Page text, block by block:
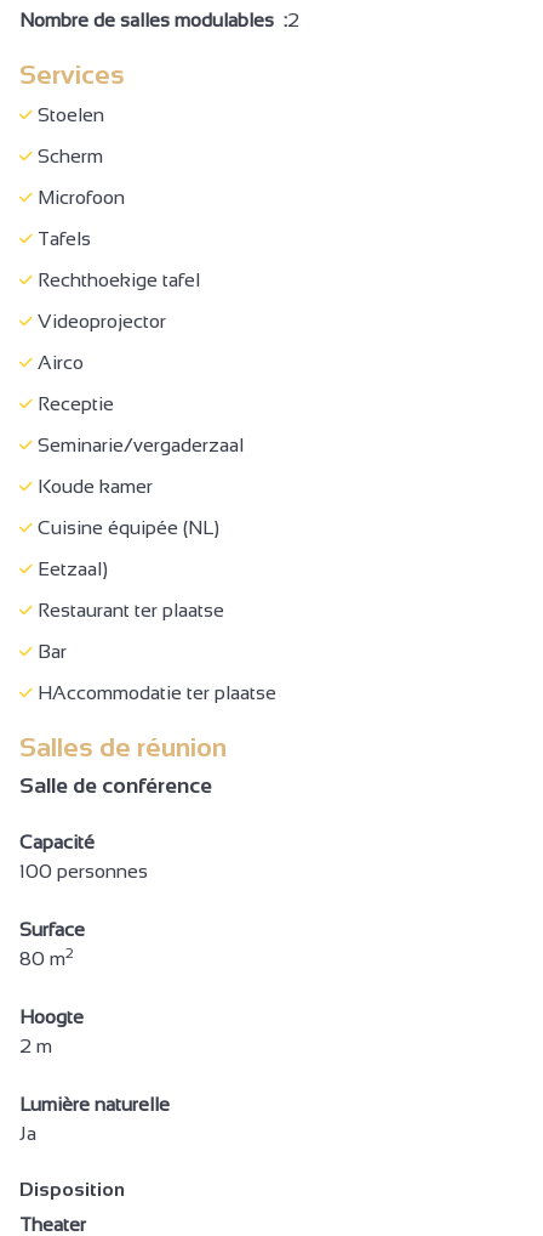
Tuin
Overdekt terras
Schaduwrijk terras
Afdak voor fiets of mountainbike
Gesloten materiaalruimte
Automatische slagboom
Parkeerplaats
Parking autobussen
Privé parkeerterrein
Ladestations voor elektrische voertuigen
Laadstation voor 2 elektrische wielen
Huisdieren toegestaan
Huisdieren mits toeslag
Receptie
Toeristische circuits
Toeristische documentatie
Toeristeninformatie
Toegang bus
Boutique
Volpension
Banket
Picknickmanden
Restauratie kinderen
Eventueel verplichte consumptie
Nombre de salles modulables :2
Services
Stoelen
Scherm
Microfoon
Tafels
Rechthoekige tafel
Videoprojector
Airco
Receptie
Seminarie/vergaderzaal
Koude kamer
Cuisine équipée (NL)
Eetzaal)
Restaurant ter plaatse
Bar
HAccommodatie ter plaatse
Salles de réunion
Salle de conférence
Capacité
100 personnes
Surface
80 m2
Hoogte
2 m
Lumière naturelle
Ja
Disposition
Theater